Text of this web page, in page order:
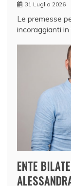
31 Luglio 2026
Le premesse
incoraggianti
ENTE